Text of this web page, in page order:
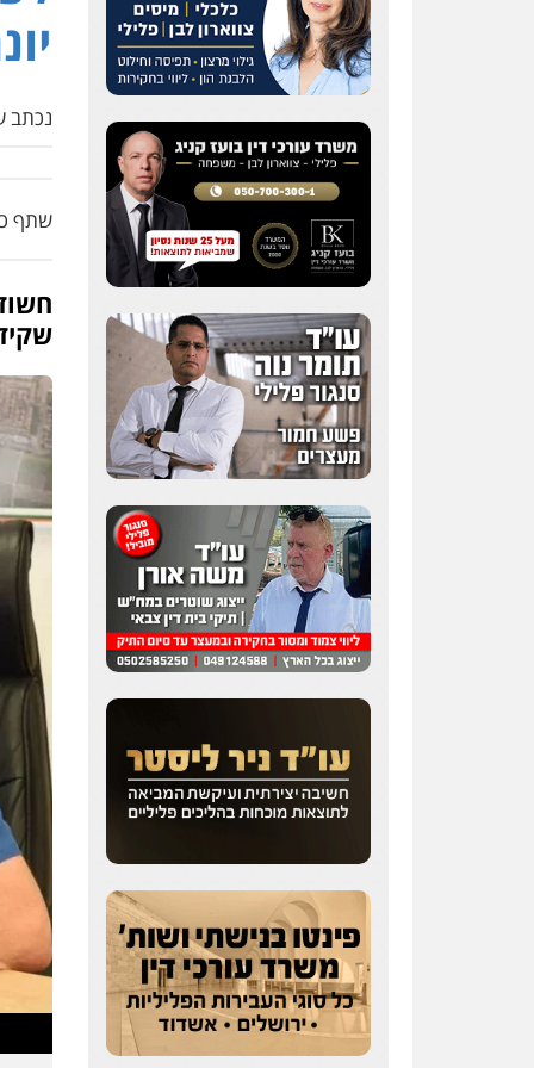
עסקים
0507302623
עו"ד פאדי בראנסי
פלילי צווארון לבן עבירות
בטחוניות מעצרים וחקירות
0524122241
עו"ד ד"ר איתן
פינקלשטיין
כלכלי הלבנת הון חילוט
ייעוץ לעורכי דין
0507061374
עו"ד אמיר כהן
פלילי מעצרים וחקירות
תעבורה
מצגר ושות', חברת עורכי
דין
נדל"ן / עסקים משפחה
תעבורה כלכלי הוצאה
לפועל
0545402829
תעבורה
0545577862
עורכי דין
מיסים כלכלי פלילי פשיעה
כלכלית
0504456555
חליל ביאדי – משרד
עורכי דין
פלילי דיני תעבורה מעצרים
וחקירות פשיעה חמורה
נכתב
שתף